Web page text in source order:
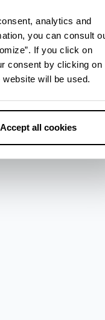
analytics and
you can consult
If you click on
consent by clicking on
will be used.
Accept all cookies